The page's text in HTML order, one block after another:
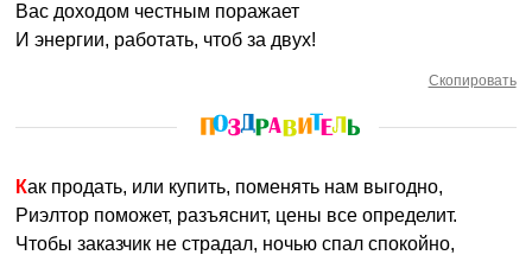
Вас доходом честным поражает
И энергии, работать, чтоб за двух!
Скопировать
Как продать, или купить, поменять нам выгодно,
Риэлтор поможет, разъяснит, цены все определит.
Чтобы заказчик не страдал, ночью спал спокойно,